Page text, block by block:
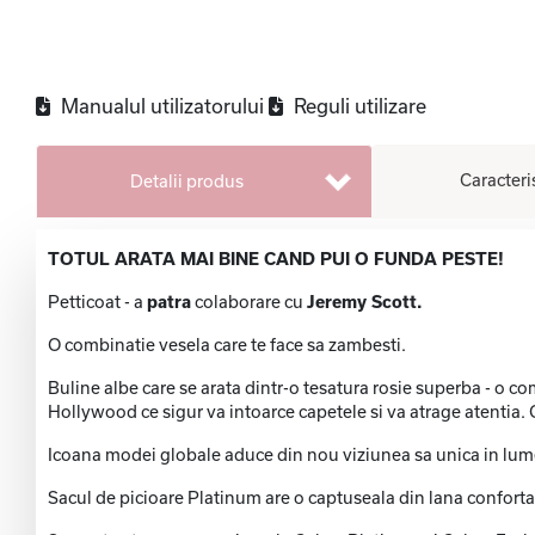
Manualul utilizatorului Reguli utilizare
Detalii produs
TOTUL ARATA MAI BINE CAND PUI O FUNDA PESTE!
Petticoat - a patracolaborare cu Jeremy Scott.
O combinatie vesela care te face sa zambesti.
Buline albe care se arata dintr-o tesatura rosie superba - o
Hollywood ce sigur va intoarce capetele si va atrage
Icoana modei globale aduce din nou viziunea sa unica in
Sacul de picioare Platinum are o captuseala din lana